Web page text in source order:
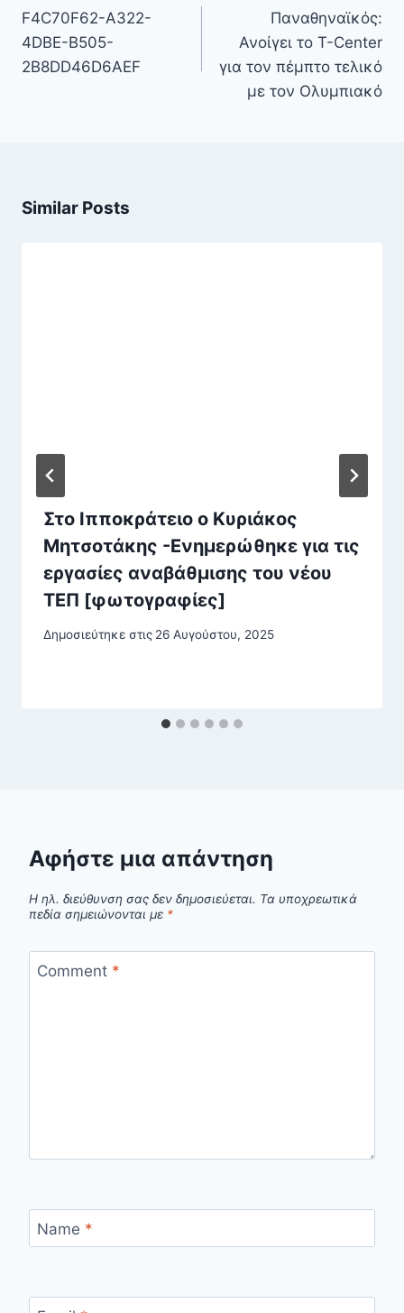
άρθρων
F4C70F62-A322-
4DBE-B505-
2B8DD46D6AEF
Παναθηναϊκός:
Ανοίγει το T-Center
για τον πέμπτο τελικό
με τον Ολυμπιακό
Similar Posts
Στο Ιπποκράτειο ο Κυριάκος
Μητσοτάκης -Ενημερώθηκε για τις
εργασίες αναβάθμισης του νέου
ΤΕΠ [φωτογραφίες]
Δημοσιεύτηκε στις 26 Αυγούστου, 2025
Αφήστε μια απάντηση
Η ηλ. διεύθυνση σας δεν δημοσιεύεται. Τα υποχρεωτικά
πεδία σημειώνονται με *
Comment *
Name *